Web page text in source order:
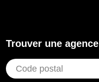
Trouver une agence